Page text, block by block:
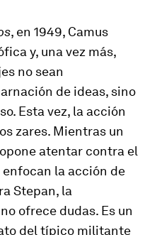
, en 1949, Camus
y, una vez más,
no sean
de ideas, sino
Esta vez, la acción
zares. Mientras un
atentar contra el
enfocan la acción de
Stepan, la
ofrece dudas. Es un
del típico militante